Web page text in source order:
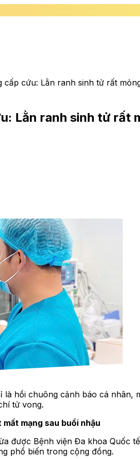
cấp cứu: Lằn ranh sinh tử rất
Lằn ranh sinh tử rất
hồi chuông cảnh báo cá nhân,
tử vong.
mạng sau buổi nhậu
được Bệnh viện Đa khoa Quốc
phổ biến trong cộng đồng.